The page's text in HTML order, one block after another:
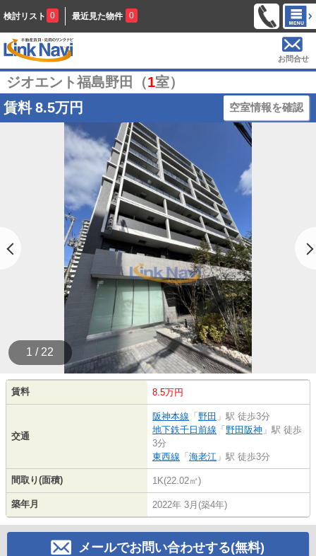
検討リスト 0 最近見た物件 0
お問合せ
ジオエント福島野田（1室）
賃料 8.5万円 空室情報を確認
1 / 22
賃料 8.5万円
交通
阪神本線 「 野田 」駅 徒歩3分
地下鉄千日前線 「 野田阪神 」駅 徒歩
3分
東西線 「 海老江 」駅 徒歩3分
間取り(面積) 1K(22.02㎡)
築年月 2022年 3月(築4年)
メールでお問い合わせする(無料)